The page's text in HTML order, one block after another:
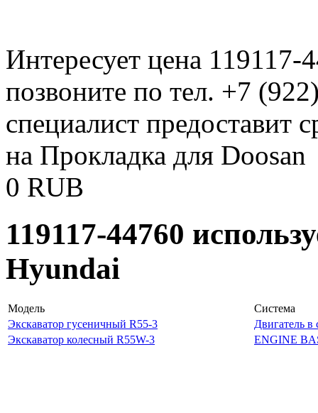
Интересует цена 119117-
позвоните по тел. +7
специалист предоставит
на Прокладка для Doosan
0 RUB
119117-44760
Hyundai
Модель
Система
Экскаватор гусеничный R55-3
Двигатель в
Экскаватор колесный R55W-3
ENGINE